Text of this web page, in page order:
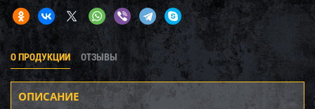
О ПРОДУКЦИИ ОТЗЫВЫ
ОПИСАНИЕ